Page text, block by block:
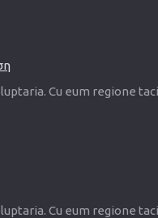
Cu eum regione
Cu eum regione